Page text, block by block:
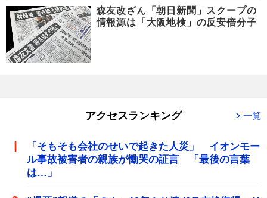
森友改ざん「朝日新聞」スクープの
情報源は「大阪地検」の反安倍分子
アクセスランキング 一覧
「そもそも会社のせいで起きた人災」 イオンモー
ル事故被害者の親族が慟哭の証言 「最後の言葉
は…」